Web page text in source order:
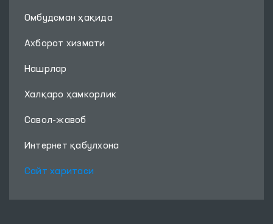
Омбудсман ҳақида
Ахборот хизмати
Нашрлар
Халқаро ҳамкорлик
Савол-жавоб
Интернет қабулхона
Сайт харитаси